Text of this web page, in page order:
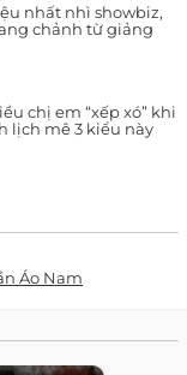
nhất nhì showbiz,
chảnh từ giảng
chị em “xếp xó” khi
lịch mê 3 kiểu này
Áo Nam